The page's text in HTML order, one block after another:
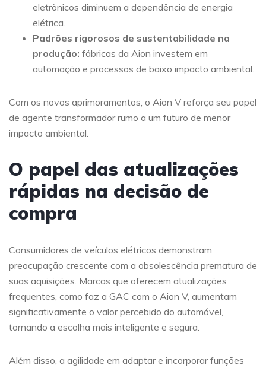
eletrônicos diminuem a dependência de energia
elétrica.
Padrões rigorosos de sustentabilidade na
produção: fábricas da Aion investem em
automação e processos de baixo impacto ambiental.
Com os novos aprimoramentos, o Aion V reforça seu papel
de agente transformador rumo a um futuro de menor
impacto ambiental.
O papel das atualizações
rápidas na decisão de
compra
Consumidores de veículos elétricos demonstram
preocupação crescente com a obsolescência prematura de
suas aquisições. Marcas que oferecem atualizações
frequentes, como faz a GAC com o Aion V, aumentam
significativamente o valor percebido do automóvel,
tornando a escolha mais inteligente e segura.
Além disso, a agilidade em adaptar e incorporar funções